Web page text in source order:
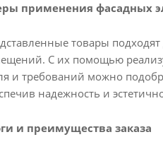
применения фасадных
товары
С их помощью
и требований можно
надежность и
и преимущества заказа